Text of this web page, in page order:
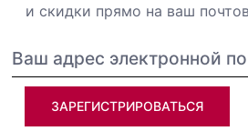
и скидки прямо на ваш
ЗАРЕГИСТРИРОВАТЬСЯ